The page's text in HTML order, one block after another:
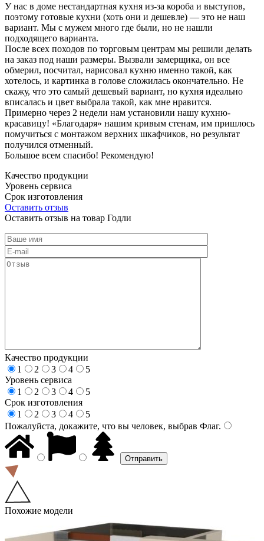
У нас в доме нестандартная кухня из-за короба и выступов,
поэтому готовые кухни (хоть они и дешевле) — это не наш
вариант. Мы с мужем много где были, но не нашли
подходящего варианта.
После всех походов по торговым центрам мы решили делать
на заказ под наши размеры. Вызвали замерщика, он все
обмерил, посчитал, нарисовал кухню именно такой, как
хотелось, и картинка в голове сложилась окончательно. Не
скажу, что это самый дешевый вариант, но кухня идеально
вписалась и цвет выбрала такой, как мне нравится.
Примерно через 2 недели нам установили нашу кухню-
красавицу! «Благодаря» нашим кривым стенам, им пришлось
помучиться с монтажом верхних шкафчиков, но результат
получился отменный.
Большое всем спасибо! Рекомендую!
Качество продукции
Уровень сервиса
Срок изготовления
Оставить отзыв
Оставить отзыв на товар Годли
Качество продукции
1
2 3 4
5
Уровень сервиса
1
2 3 4
5
Срок изготовления
1
2 3 4
5
Пожалуйста, докажите, что вы человек, выбрав Флаг.
Похожие модели